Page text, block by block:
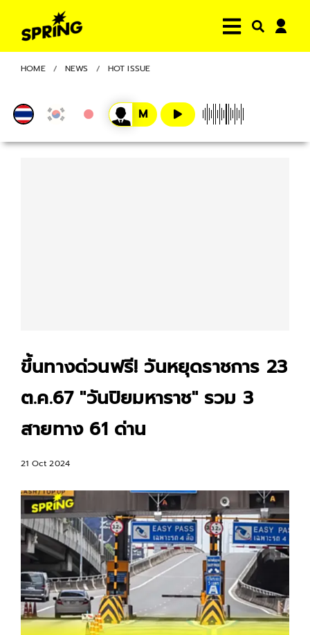
HOME NEWS HOT ISSUE
ขึ้นทางด่วนฟรี! วันหยุดราชการ 23
ต.ค.67 "วันปิยมหาราช" รวม 3
สายทาง 61 ด่าน
21 Oct 2024